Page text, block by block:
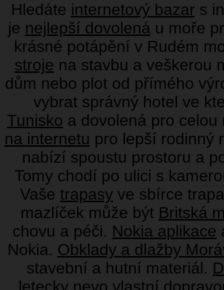
Hledáte internetový bazar s
je nejlepší dovolenáu moře
krásné potápění v Rudém
stroje na stavbu a veškerou
dům nebo plot od přímého
vybrat správný hotel ve
Tunisko a dovolená pro
na internetu pro lepší rodinný
nabízí spoustu prostoru a
Tomy chodí po ulici s
Vaše trapasy ve sbírce
mazlíček může být Britská
chovu a péči. Nokia aplikace
Nokia. Obklady a dlažby
stavební a hutní materiál.